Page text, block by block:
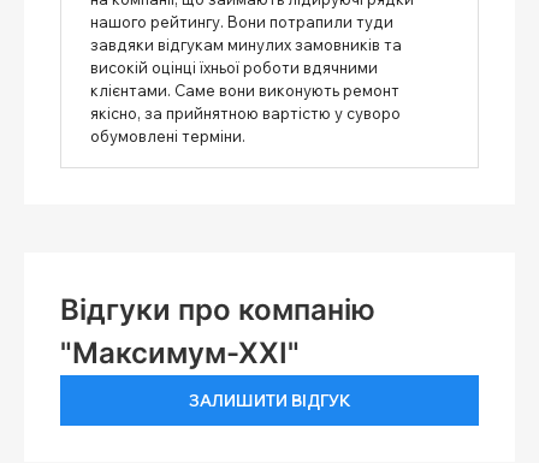
нашого рейтингу. Вони потрапили туди
завдяки відгукам минулих замовників та
високій оцінці їхньої роботи вдячними
клієнтами. Саме вони виконують ремонт
якісно, ​​за прийнятною вартістю у суворо
обумовлені терміни.
Відгуки про компанію
"Максимум-ХХІ"
ЗАЛИШИТИ ВІДГУК